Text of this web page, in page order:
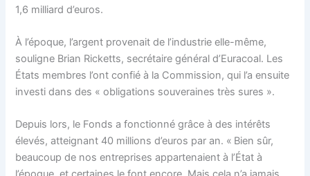
1,6 milliard d’euros.
À l’époque, l’argent provenait de l’industrie elle-même,
souligne Brian Ricketts, secrétaire général d’Euracoal. Les
États membres l’ont confié à la Commission, qui l’a ensuite
investi dans des « obligations souveraines très sures ».
Depuis lors, le Fonds a fonctionné grâce à des intérêts
élevés, atteignant 40 millions d’euros par an. « Bien sûr,
beaucoup de nos entreprises appartenaient à l’État à